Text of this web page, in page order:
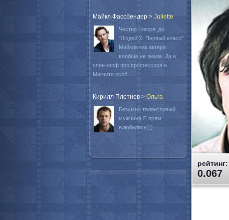
рейтинг:
0.067
Майкл Фассбендер > Juliette
Честно говоря, до
"Людей Х: Первый класс"
Майкла как актера
вообще не знала. Да и
спин-офф про профессора и
Магнито особ...
Кирилл Плетнев > Oльга
Безумно талантливый
мужчина.Я прям
влюбилась)))